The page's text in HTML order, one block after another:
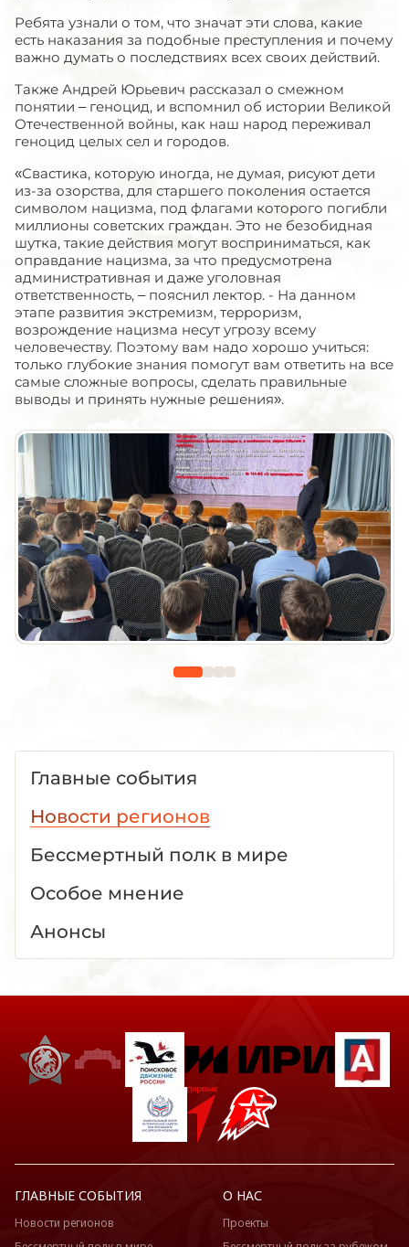
Ребята узнали о том, что значат эти слова, какие
есть наказания за подобные преступления и почему
важно думать о последствиях всех своих действий.
Также Андрей Юрьевич рассказал о смежном
понятии – геноцид, и вспомнил об истории Великой
Отечественной войны, как наш народ переживал
геноцид целых сел и городов.
«Свастика, которую иногда, не думая, рисуют дети
из-за озорства, для старшего поколения остается
символом нацизма, под флагами которого погибли
миллионы советских граждан. Это не безобидная
шутка, такие действия могут восприниматься, как
оправдание нацизма, за что предусмотрена
административная и даже уголовная
ответственность, – пояснил лектор. - На данном
этапе развития экстремизм, терроризм,
возрождение нацизма несут угрозу всему
человечеству. Поэтому вам надо хорошо учиться:
только глубокие знания помогут вам ответить на все
самые сложные вопросы, сделать правильные
выводы и принять нужные решения».
Главные события
Новости регионов
Бессмертный полк в мире
Особое мнение
Анонсы
ГЛАВНЫЕ СОБЫТИЯ
Новости регионов
О НАС
Проекты